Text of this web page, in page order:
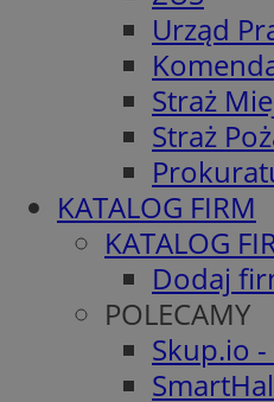
Urząd
Straż
Straż
KATALOG FIRM
KATALOG
Dodaj
POLECAMY
Skup.io